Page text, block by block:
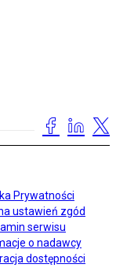
Prywatności
ustawień zgód
serwisu
o nadawcy
dostępności